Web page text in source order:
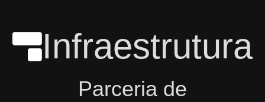
Infraestrutura
Parceria de